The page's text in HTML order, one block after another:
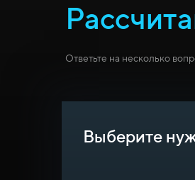
Ответьте на несколько
Выберите